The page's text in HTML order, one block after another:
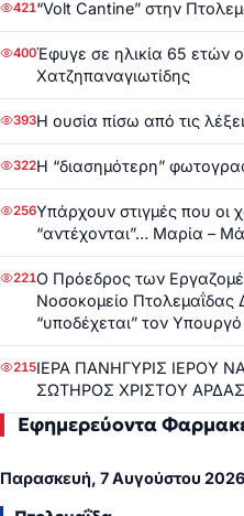
421“Volt Cantine” στην
400Έφυγε σε ηλικία 65 ετών
Χατζηπαναγιωτίδης
393Η ουσία πίσω από τις
322Η “διασημότερη”
256Υπάρχουν στιγμές που οι
“αντέχονται”… Μαρία –
221Ο Πρόεδρος των
Νοσοκομείο
“υποδέχεται” τον
215ΙΕΡΑ ΠΑΝΗΓΥΡΙΣ
ΣΩΤΗΡΟΣ ΧΡΙΣΤΟΥ
Εφημερεύοντα
Παρασκευή, 7 Αυγούστου 2026